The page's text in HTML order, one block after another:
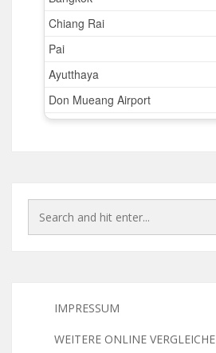
IMPRESSUM
WEITERE ONLINE VERGLEICHE